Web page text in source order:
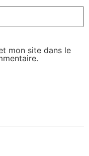
mon site dans le